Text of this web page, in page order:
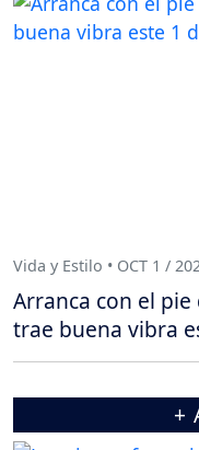
Vida y Estilo • OCT 1 /
Arranca con el
trae buena vibra
+